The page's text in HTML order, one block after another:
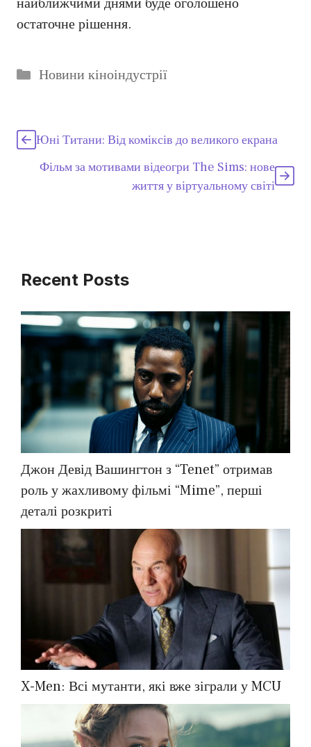
найближчими днями буде оголошено
остаточне рішення.
Категорії
Новини кіноіндустрії
Юні Титани: Від коміксів до великого екрана
Фільм за мотивами відеогри The Sims: нове
життя у віртуальному світі
Recent Posts
Джон Девід Вашингтон з “Tenet” отримав
роль у жахливому фільмі “Mime”, перші
деталі розкриті
X-Men: Всі мутанти, які вже зіграли у MCU